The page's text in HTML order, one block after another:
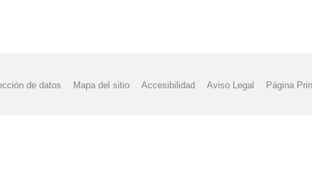
de datos Mapa del sitio Accesibilidad Aviso Legal Página